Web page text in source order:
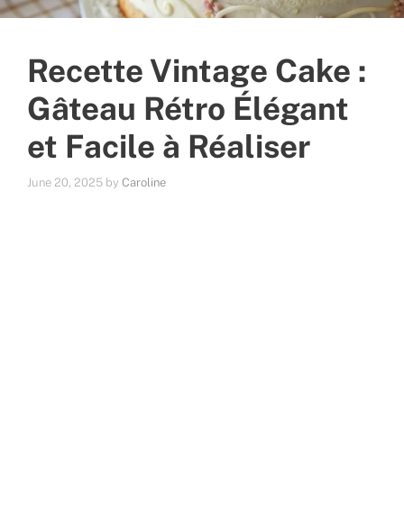
Recette Vintage Cake :
Gâteau Rétro Élégant
et Facile à Réaliser
June 20, 2025 by Caroline